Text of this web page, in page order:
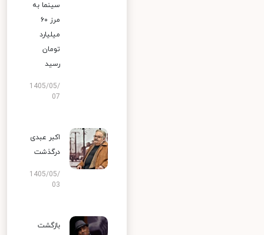
سینما به
مرز ۶۰
میلیارد
تومان
رسید
1405/05/
07
اکبر عبدی
درگذشت
1405/05/
03
بازگشت